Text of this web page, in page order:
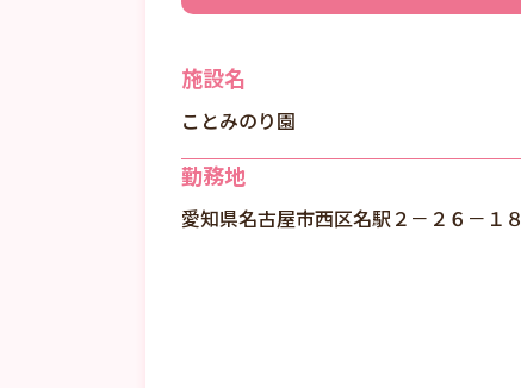
施設名
ことみのり園
勤務地
愛知県名古屋市西区名駅２－２６－１８